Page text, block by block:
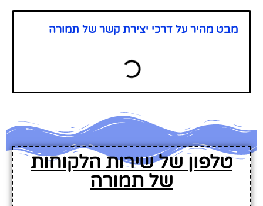
מבט מהיר על דרכי יצירת קשר של תמורה
טלפון של שירות הלקוחות
של תמורה